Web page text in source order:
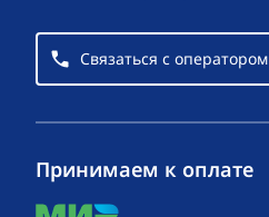
Связаться с оператором
Принимаем к оплате